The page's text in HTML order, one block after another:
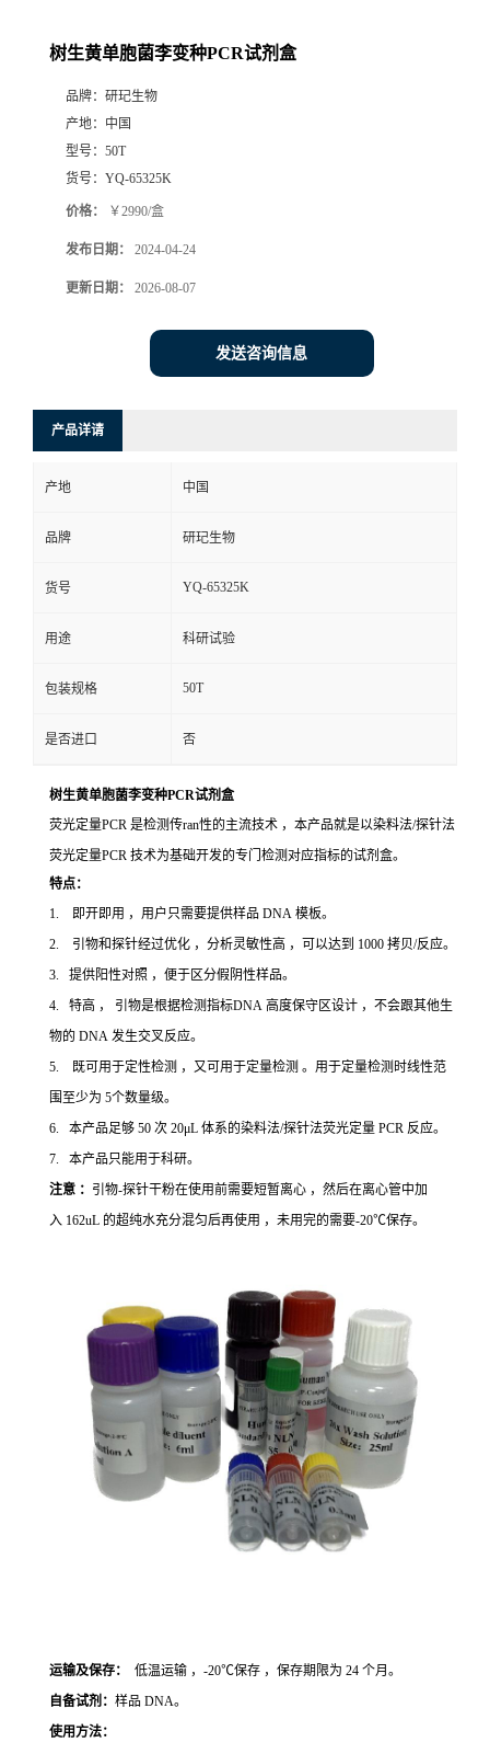
树生黄单胞菌李变种PCR试剂盒
品牌： 研玘生物
产地： 中国
型号： 50T
货号： YQ-65325K
价格： ￥2990/盒
发布日期： 2024-04-24
更新日期： 2026-08-07
发送咨询信息
产品详请
产地 中国
品牌 研玘生物
货号 YQ-65325K
用途 科研试验
包装规格 50T
是否进口 否
树生黄单胞菌李变种PCR试剂盒
荧光定量PCR 是检测传ran性的主流技术 ，本产品就是以染料法/探针法
荧光定量PCR 技术为基础开发的专门检测对应指标的试剂盒。
特点：
1. 即开即用 ，用户只需要提供样品 DNA 模板。
2. 引物和探针经过优化 ，分析灵敏性高 ，可以达到 1000 拷贝/反应。
3. 提供阳性对照 ，便于区分假阴性样品。
4. 特高 ， 引物是根据检测指标DNA 高度保守区设计 ，不会跟其他生
物的 DNA 发生交叉反应。
5. 既可用于定性检测 ，又可用于定量检测 。用于定量检测时线性范
围至少为 5个数量级。
6. 本产品足够 50 次 20μL 体系的染料法/探针法荧光定量 PCR 反应。
7. 本产品只能用于科研。
注意 ： 引物-探针干粉在使用前需要短暂离心 ，然后在离心管中加
入 162uL 的超纯水充分混匀后再使用 ，未用完的需要-20℃保存。
运输及保存：
低温运输 ，-20℃保存 ，保存期限为 24 个月。
自备试剂： 样品 DNA。
使用方法：